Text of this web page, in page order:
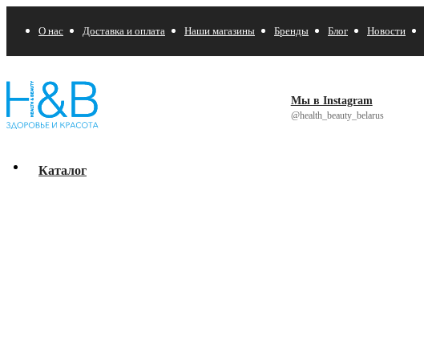
О нас Доставка и оплата Наши магазины Бренды Блог Новости
Мы в Instagram
@health_beauty_belarus
Каталог